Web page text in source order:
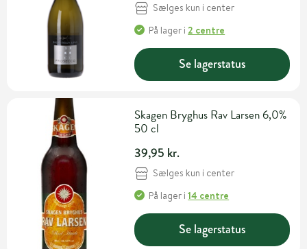
Sælges kun i center
På lager i2 centre
Se lagerstatus
Skagen Bryghus Rav Larsen 6,0%
50 cl
39,95 kr.
Sælges kun i center
På lager i14 centre
Se lagerstatus